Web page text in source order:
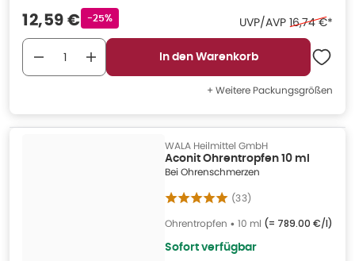
Verkaufspreis
12,59 € Rabattstempel
-25% UVP/AVP Ehemaliger
16,74 €*
In den Warenkorb
+ Weitere Packungsgrößen
WALA Heilmittel GmbH
Aconit Ohrentropfen 10 ml
Bei Ohrenschmerzen
(33)
Ohrentropfen • 10 ml (= 789.00 €/l)
Sofort verfügbar